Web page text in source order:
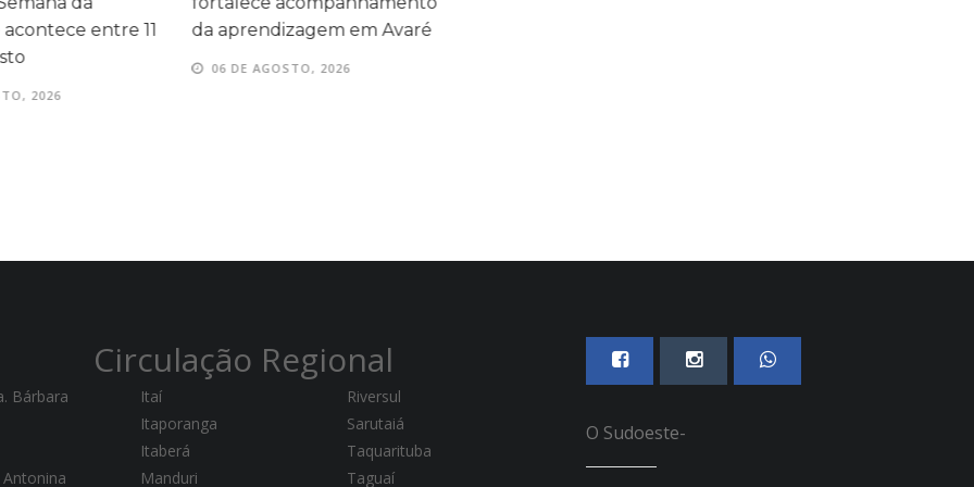
entre 11
2026
da aprendizagem em Avaré
06 DE AGOSTO, 2026
Circulação Regional
Bárbara
Itaí
Itaporanga
Itaberá
Manduri
Riversul
Sarutaiá
Taquarituba
Taguaí
O Sudoeste-